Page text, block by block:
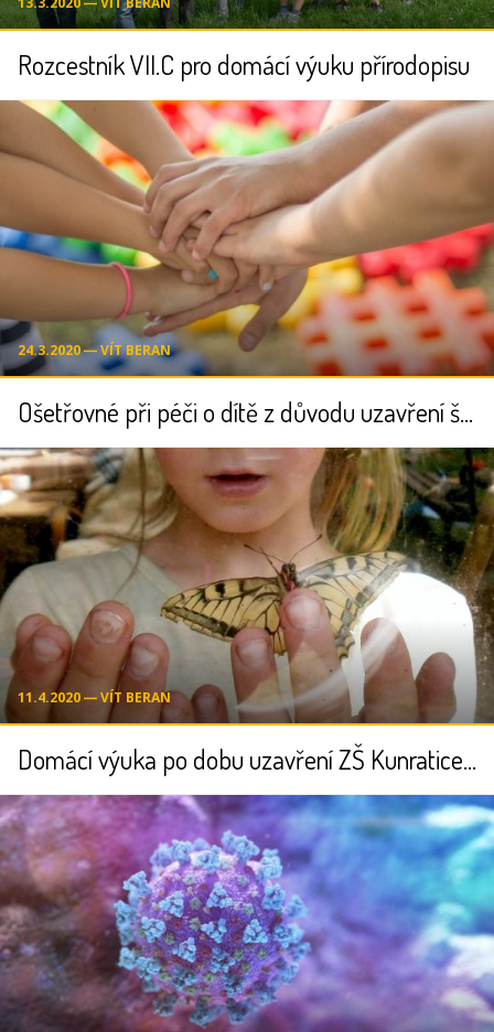
Rozcestník VII.C pro domácí výuku přírodopisu
24.3.2020 ― VÍT BERAN
Ošetřovné při péči o dítě z důvodu uzavření školy
11.4.2020 ― VÍT BERAN
Domácí výuka po dobu uzavření ZŠ Kunratice - důležité informace